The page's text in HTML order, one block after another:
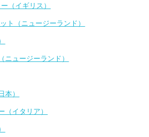
（イギリス）
ト（ニュージーランド）
ニュージーランド）
本）
（イタリア）